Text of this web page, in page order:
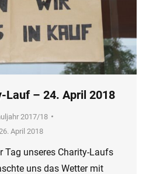
Lauf – 24. April 2018
2017/18
April 2018
Tag unseres Charity-Laufs
uns das Wetter mit